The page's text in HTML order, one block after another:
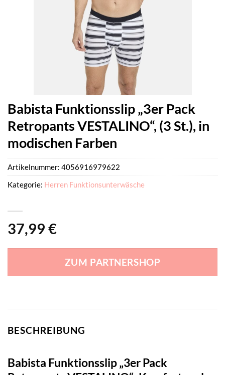
Babista Funktionsslip „3er Pack
Retropants VESTALINO“, (3 St.), in
modischen Farben
37,99 €
ZUM PARTNERSHOP
Artikelnummer: 4056916979622
Kategorie: Herren Funktionsunterwäsche
BESCHREIBUNG
Babista Funktionsslip „3er Pack